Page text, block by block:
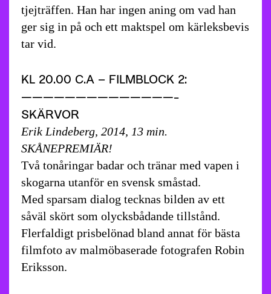
tjejträffen. Han har ingen aning om vad han
ger sig in på och ett maktspel om kärleksbevis
tar vid.
KL 20.00 C.A – FILMBLOCK 2:
——————————————-
SKÄRVOR
Erik Lindeberg, 2014, 13 min.
SKÅNEPREMIÄR!
Två tonåringar badar och tränar med vapen i
skogarna utanför en svensk småstad.
Med sparsam dialog tecknas bilden av ett
såväl skört som olycksbådande tillstånd.
Flerfaldigt prisbelönad bland annat för bästa
filmfoto av malmöbaserade fotografen Robin
Eriksson.